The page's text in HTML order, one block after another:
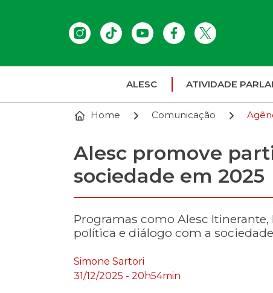
ALESC ATIVIDADE
Home Comunicação
Alesc promove
sociedade em 2025
Programas como Alesc
política e diálogo com a
Simone Sartori
31/12/2025 - 20h54min